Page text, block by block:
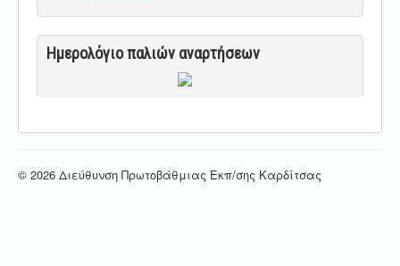
Ημερολόγιο παλιών αναρτήσεων
© 2026 Διεύθυνση Πρωτοβάθμιας Εκπ/σης Καρδίτσας